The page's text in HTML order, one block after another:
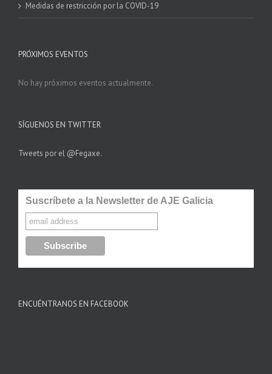
Medidas de restricción por la COVID-19
PRÓXIMOS EVENTOS
No hay próximos eventos actualmente.
SÍGUENOS EN TWITTER
Tweets por el @Fegaxe.
Suscríbete a la Newsletter de AJE Galicia
ENCUÉNTRANOS EN FACEBOOK